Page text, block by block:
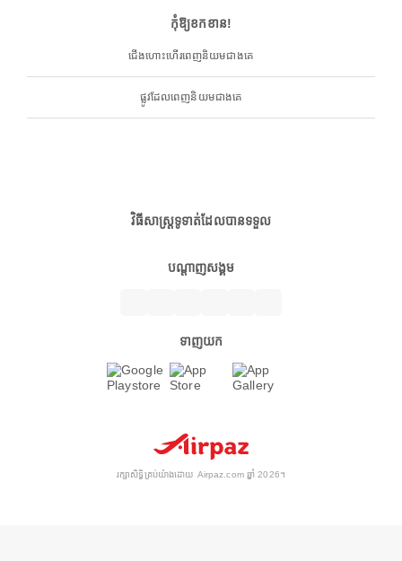
កុំឱ្យខកខាន!
ជើងហោះហើរពេញនិយមជាងគេ
ផ្លូវដែលពេញនិយមជាងគេ
វិធីសាស្ត្រទូទាត់ដែលបានទទួល
បណ្តាញសង្គម
ទាញយក
រក្សាសិទ្ធិគ្រប់យ៉ាងដោយ Airpaz.com ឆ្នាំ 2026។